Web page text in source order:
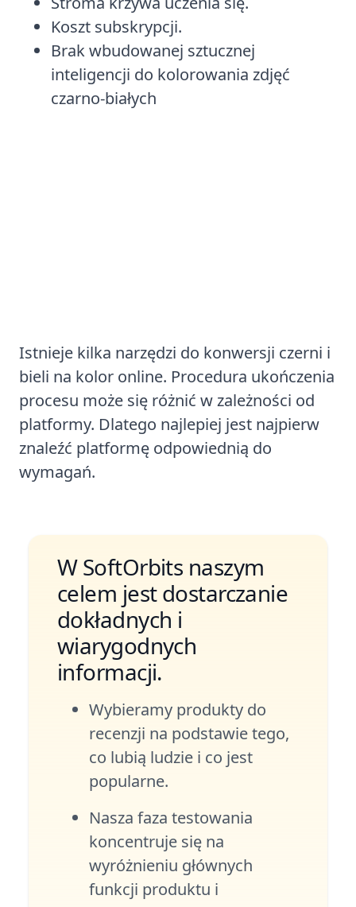
Koszt subskrypcji.
Brak wbudowanej sztucznej
inteligencji do kolorowania zdjęć
czarno-białych
Istnieje kilka narzędzi do konwersji czerni i
bieli na kolor online. Procedura ukończenia
procesu może się różnić w zależności od
platformy. Dlatego najlepiej jest najpierw
znaleźć platformę odpowiednią do
wymagań.
W SoftOrbits naszym
celem jest dostarczanie
dokładnych i
wiarygodnych
informacji.
Wybieramy produkty do
recenzji na podstawie tego,
co lubią ludzie i co jest
popularne.
Nasza faza testowania
koncentruje się na
wyróżnieniu głównych
funkcji produktu i